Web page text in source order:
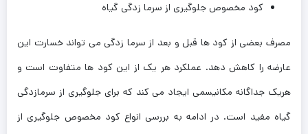
کود مخصوص جلوگیری از سرما زدگی گیاه
مصرف بعضی از کود ها قبل و بعد از سرما زدگی می تواند خسارت این
عارضه را کاهش دهد. عملکرد هر یک از این کود ها متفاوت است و
هریک جداگانه مکانیسمی ایجاد می کند که برای جلوگیری از سرمازدگی
گیاه مفید است. در ادامه به بررسی انواع کود مخصوص جلوگیری از